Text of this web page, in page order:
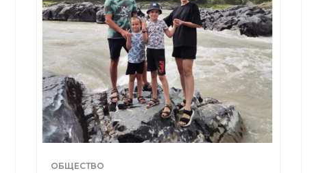
ОБЩЕСТВО